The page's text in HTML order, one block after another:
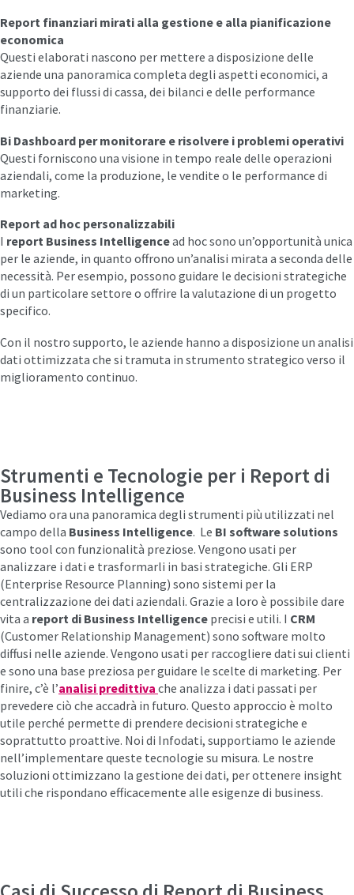
Report finanziari mirati alla gestione e alla pianificazione
economica
Questi elaborati nascono per mettere a disposizione delle
aziende una panoramica completa degli aspetti economici, a
supporto dei flussi di cassa, dei bilanci e delle performance
finanziarie.
Bi Dashboard per monitorare e risolvere i problemi operativi
Questi forniscono una visione in tempo reale delle operazioni
aziendali, come la produzione, le vendite o le performance di
marketing.
Report ad hoc personalizzabili
I report Business Intelligencead hoc sono un’opportunità unica
per le aziende, in quanto offrono un’analisi mirata a seconda delle
necessità. Per esempio, possono guidare le decisioni strategiche
di un particolare settore o offrire la valutazione di un progetto
specifico.
Con il nostro supporto, le aziende hanno a disposizione un analisi
dati ottimizzata che si tramuta in strumento strategico verso il
miglioramento continuo.
Strumenti e Tecnologie per i Report di
Business Intelligence
Vediamo ora una panoramica degli strumenti più utilizzati nel
campo della Business Intelligence. Le BI software solutions
sono tool con funzionalità preziose. Vengono usati per
analizzare i dati e trasformarli in basi strategiche. Gli ERP
(Enterprise Resource Planning) sono sistemi per la
centralizzazione dei dati aziendali. Grazie a loro è possibile dare
vita a report di Business Intelligence precisi e utili. I CRM
(Customer Relationship Management) sono software molto
diffusi nelle aziende. Vengono usati per raccogliere dati sui clienti
e sono una base preziosa per guidare le scelte di marketing. Per
finire, c’è l’analisi predittiva che analizza i dati passati per
prevedere ciò che accadrà in futuro. Questo approccio è molto
utile perché permette di prendere decisioni strategiche e
soprattutto proattive. Noi di Infodati, supportiamo le aziende
nell’implementare queste tecnologie su misura. Le nostre
soluzioni ottimizzano la gestione dei dati, per ottenere insight
utili che rispondano efficacemente alle esigenze di business.